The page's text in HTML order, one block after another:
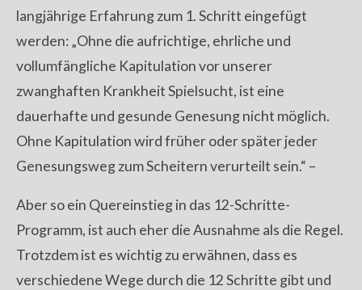
langjährige Erfahrung zum 1. Schritt eingefügt
werden: „Ohne die aufrichtige, ehrliche und
vollumfängliche Kapitulation vor unserer
zwanghaften Krankheit Spielsucht, ist eine
dauerhafte und gesunde Genesung nicht möglich.
Ohne Kapitulation wird früher oder später jeder
Genesungsweg zum Scheitern verurteilt sein.“ –
Aber so ein Quereinstieg in das 12-Schritte-
Programm, ist auch eher die Ausnahme als die Regel.
Trotzdem ist es wichtig zu erwähnen, dass es
verschiedene Wege durch die 12 Schritte gibt und